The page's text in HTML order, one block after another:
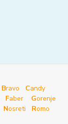
Bravo Candy
Faber Gorenje
Nosreti Romo